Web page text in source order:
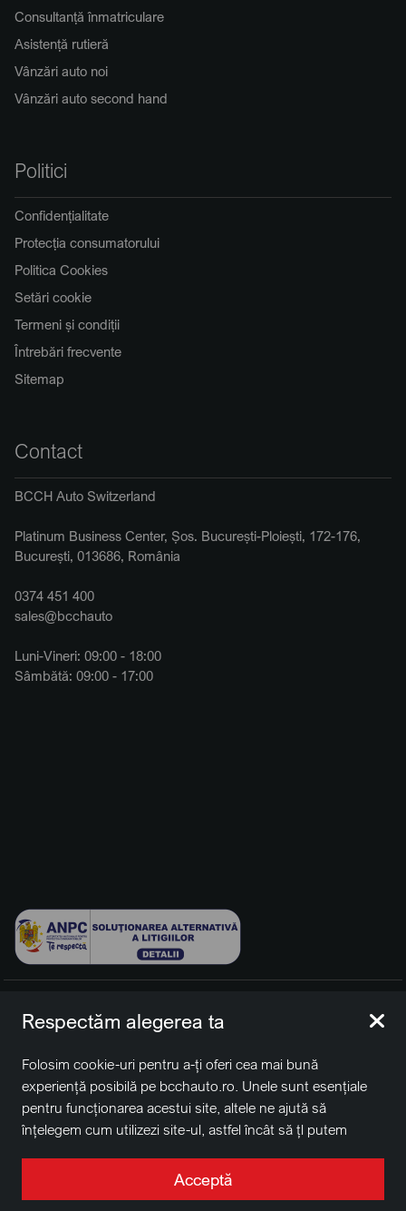
Consultanță înmatriculare
Asistență rutieră
Vânzări auto noi
Vânzări auto second hand
Politici
Confidențialitate
Protecția consumatorului
Politica Cookies
Setări cookie
Termeni și condiții
Întrebări frecvente
Sitemap
Contact
BCCH Auto Switzerland
Platinum Business Center, Șos. București-Ploiești, 172-176,
București, 013686, România
0374 451 400
sales@bcchauto
Luni-Vineri: 09:00 - 18:00
Sâmbătă: 09:00 - 17:00
rezervate.
BCCH Auto Switzerland este o marcă a societății
BCCH
Group Switzerland AG
Sediu social: David Business Center, Str. Erou Iancu Nicolae
nr. 29, Voluntari, Ilfov
Respectăm alegerea ta
Folosim cookie-uri pentru a-ți oferi cea mai bună
experiență posibilă pe bcchauto.ro. Unele sunt esențiale
pentru funcționarea acestui site, altele ne ajută să
înțelegem cum utilizezi site-ul, astfel încât să țl putem
uri în scopuri de targetare. Apasă pe „Acceptă toate”
pentru a continua așa cum este specificat, sau apasă pe
Acceptă